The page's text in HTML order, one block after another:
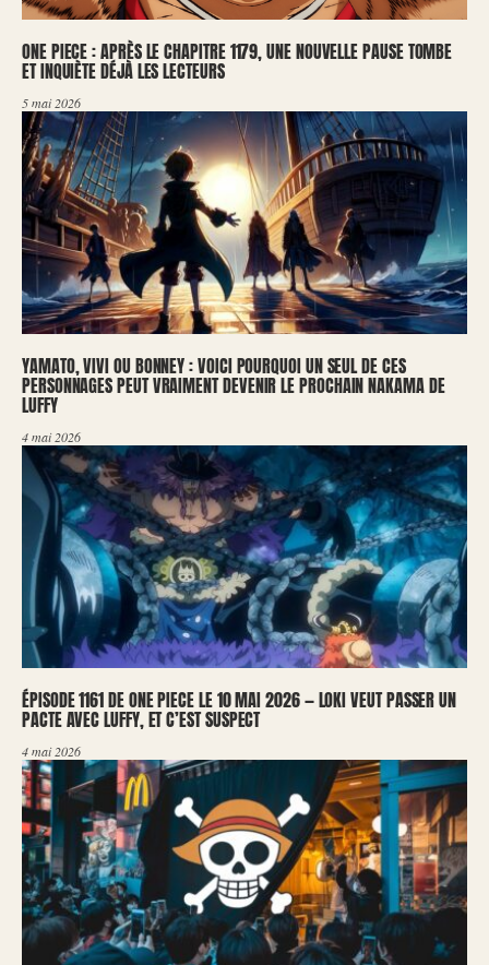
ONE PIECE : APRÈS LE CHAPITRE 1179, UNE NOUVELLE PAUSE TOMBE
ET INQUIÈTE DÉJÀ LES LECTEURS
5 mai 2026
YAMATO, VIVI OU BONNEY : VOICI POURQUOI UN SEUL DE CES
PERSONNAGES PEUT VRAIMENT DEVENIR LE PROCHAIN NAKAMA DE
LUFFY
4 mai 2026
ÉPISODE 1161 DE ONE PIECE LE 10 MAI 2026 — LOKI VEUT PASSER UN
PACTE AVEC LUFFY, ET C’EST SUSPECT
4 mai 2026